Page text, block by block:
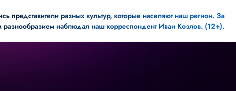
представители разных культур, которые населяют наш регион. За
разнообразием наблюдал наш корреспондент Иван Козлов. (12+).